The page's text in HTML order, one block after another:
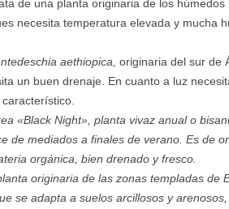
de una planta originaria de los húmedos
necesita temperatura elevada y mucha
aethiopica, originaria del sur de
un buen drenaje. En cuanto a luz
«Black Night», planta vivaz anual o
de mediados a finales de verano. Es de
orgánica, bien drenado y fresco.
originaria de las zonas templadas de
se adapta a suelos arcillosos y